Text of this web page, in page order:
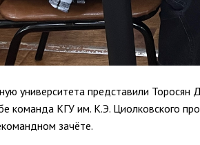
университета представили
команда КГУ им. К.Э. Циолковского
зачёте.